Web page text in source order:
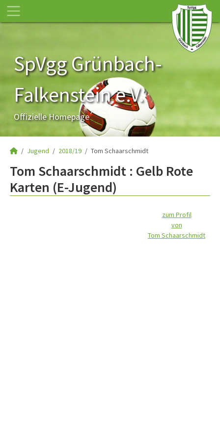
SpVgg Grünbach-
Falkenstein e.V.
Offizielle Homepage
Jugend 2018/19 Tom Schaarschmidt
Tom Schaarschmidt : Gelb Rote
Karten (E-Jugend)
zum Profil
von
Tom Schaarschmidt